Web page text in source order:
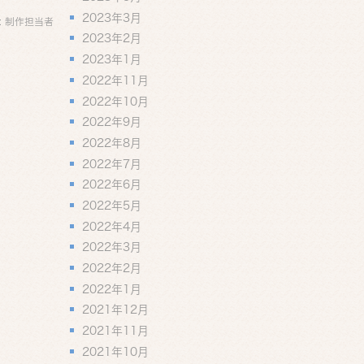
制作担当者
2023年3月
2023年2月
2023年1月
2022年11月
2022年10月
2022年9月
2022年8月
2022年7月
2022年6月
2022年5月
2022年4月
2022年3月
2022年2月
2022年1月
2021年12月
2021年11月
2021年10月